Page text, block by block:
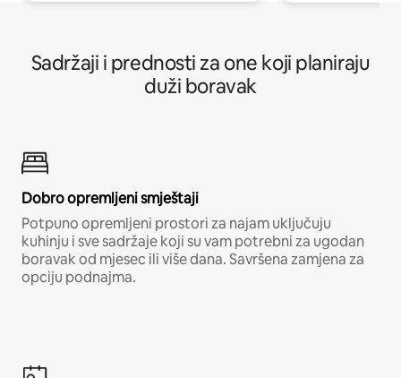
Sadržaji i prednosti za one koji planiraju
duži boravak
Dobro opremljeni smještaji
Potpuno opremljeni prostori za najam uključuju
kuhinju i sve sadržaje koji su vam potrebni za ugodan
boravak od mjesec ili više dana. Savršena zamjena za
opciju podnajma.